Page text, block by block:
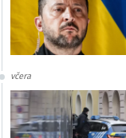
včera